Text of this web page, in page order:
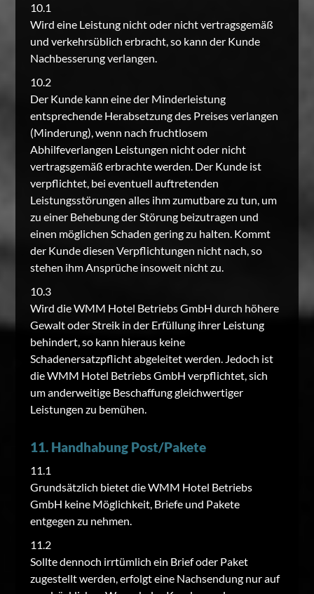
10.1
Wird eine Leistung nicht oder nicht vertragsgemäß
und verkehrsüblich erbracht, so kann der Kunde
Nachbesserung verlangen.
10.2
Der Kunde kann eine der Minderleistung
entsprechende Herabsetzung des Preises verlangen
(Minderung), wenn nach fruchtlosem
Abhilfeverlangen Leistungen nicht oder nicht
vertragsgemäß erbrachte werden. Der Kunde ist
verpflichtet, bei eventuell auftretenden
Leistungsstörungen alles ihm zumutbare zu tun, um
zu einer Behebung der Störung beizutragen und
einen möglichen Schaden gering zu halten. Kommt
der Kunde diesen Verpflichtungen nicht nach, so
stehen ihm Ansprüche insoweit nicht zu.
10.3
Wird die WMM Hotel Betriebs GmbH durch höhere
Gewalt oder Streik in der Erfüllung ihrer Leistung
behindert, so kann hieraus keine
Schadenersatzpflicht abgeleitet werden. Jedoch ist
die WMM Hotel Betriebs GmbH verpflichtet, sich
um anderweitige Beschaffung gleichwertiger
Leistungen zu bemühen.
11. Handhabung Post/Pakete
11.1
Grundsätzlich bietet die WMM Hotel Betriebs
GmbH keine Möglichkeit, Briefe und Pakete
entgegen zu nehmen.
11.2
Sollte dennoch irrtümlich ein Brief oder Paket
zugestellt werden, erfolgt eine Nachsendung nur auf